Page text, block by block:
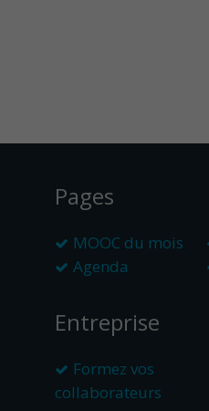
Pages
MOOC du mois
Agenda
Entreprise
Formez vos
collaborateurs